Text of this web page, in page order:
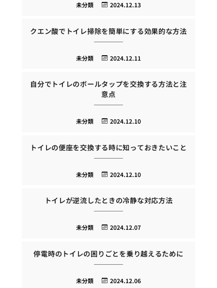
2024.12.13
未分類
クエン酸でトイレ掃除を簡単にする効果的な方法
2024.12.11
未分類
自分でトイレのボールタップを交換する方法と注
意点
2024.12.10
未分類
トイレの便座を交換する時に知っておきたいこと
2024.12.10
未分類
トイレが逆流したときの冷静な対応方法
2024.12.07
未分類
停電時のトイレの困りごとを乗り越えるために
2024.12.06
未分類